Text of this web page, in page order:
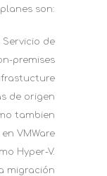
son:
Servicio de
premises
de origen
tambien
VMWare
Hyper-V.
migración